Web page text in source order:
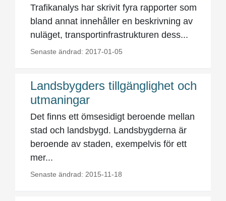
Trafikanalys har skrivit fyra rapporter som
bland annat innehåller en beskrivning av
nuläget, transportinfrastrukturen dess...
Senaste ändrad: 2017-01-05
Landsbygders tillgänglighet och
utmaningar
Det finns ett ömsesidigt beroende mellan
stad och landsbygd. Landsbygderna är
beroende av staden, exempelvis för ett
mer...
Senaste ändrad: 2015-11-18